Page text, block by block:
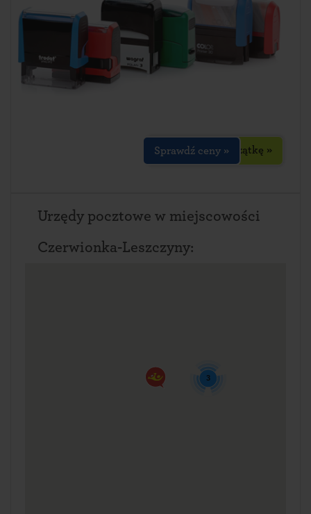
Zaprojektuj pieczątkę »
Sprawdź ceny »
Urzędy pocztowe w miejscowości
Czerwionka-Leszczyny:
3